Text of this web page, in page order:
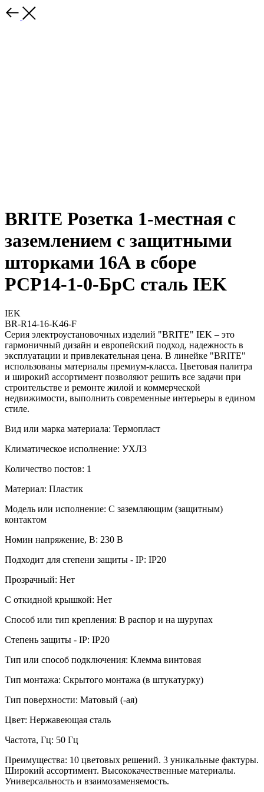
BRITE Розетка 1-местная с
заземлением с защитными
шторками 16А в сборе
РСР14-1-0-БрС сталь IEK
IEK
BR-R14-16-K46-F
Серия электроустановочных изделий "BRITE" IEK – это
гармоничный дизайн и европейский подход, надежность в
эксплуатации и привлекательная цена. В линейке "BRITE"
использованы материалы премиум-класса. Цветовая палитра
и широкий ассортимент позволяют решить все задачи при
строительстве и ремонте жилой и коммерческой
недвижимости, выполнить современные интерьеры в едином
стиле.
Вид или марка материала: Термопласт
Климатическое исполнение: УХЛ3
Количество постов: 1
Материал: Пластик
Модель или исполнение: С заземляющим (защитным)
контактом
Номин напряжение, В: 230 В
Подходит для степени защиты - IP: IP20
Прозрачный: Нет
С откидной крышкой: Нет
Способ или тип крепления: В распор и на шурупах
Степень защиты - IP: IP20
Тип или способ подключения: Клемма винтовая
Тип монтажа: Скрытого монтажа (в штукатурку)
Тип поверхности: Матовый (-ая)
Цвет: Нержавеющая сталь
Частота, Гц: 50 Гц
Преимущества: 10 цветовых решений. 3 уникальные фактуры.
Широкий ассортимент. Высококачественные материалы.
Универсальность и взаимозаменяемость.